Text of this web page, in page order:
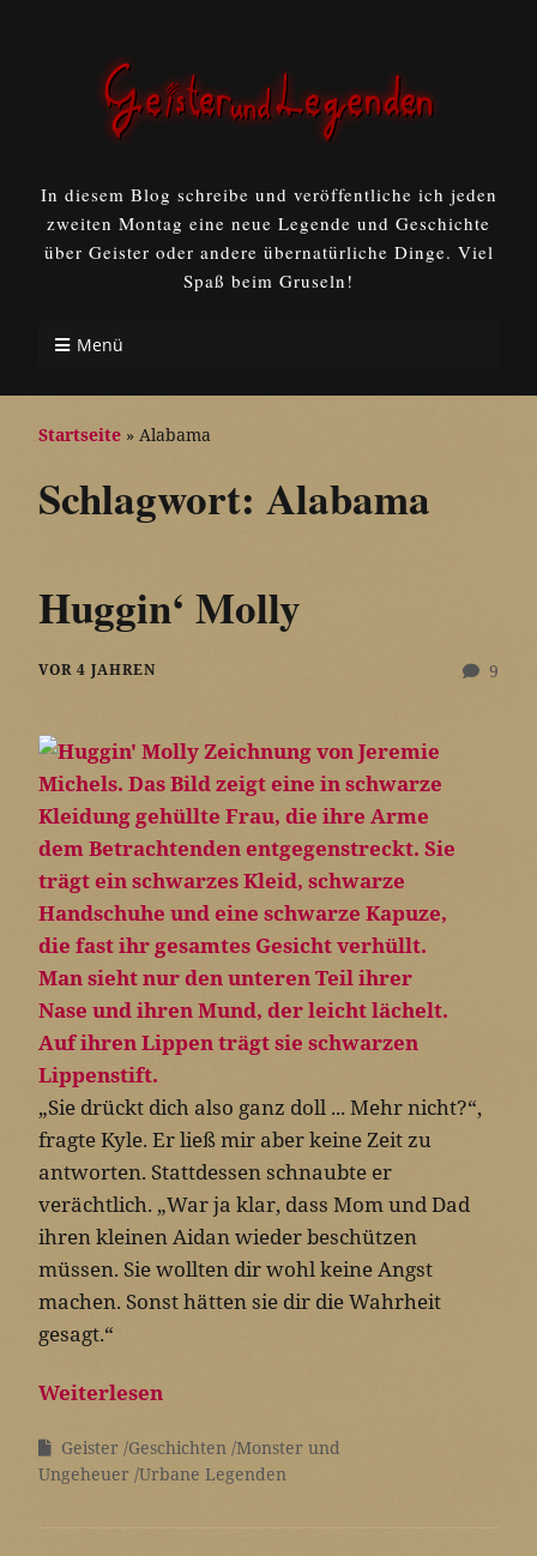
In diesem Blog schreibe und veröffentliche ich jeden
zweiten Montag eine neue Legende und Geschichte
über Geister oder andere übernatürliche Dinge. Viel
Spaß beim Gruseln!
Menü
Startseite » Alabama
Schlagwort: Alabama
Huggin‘ Molly
9
VOR 4 JAHREN
„Sie drückt dich also ganz doll ... Mehr nicht?“,
fragte Kyle. Er ließ mir aber keine Zeit zu
antworten. Stattdessen schnaubte er
verächtlich. „War ja klar, dass Mom und Dad
ihren kleinen Aidan wieder beschützen
müssen. Sie wollten dir wohl keine Angst
machen. Sonst hätten sie dir die Wahrheit
gesagt.“
Weiterlesen
Geister Geschichten Monster und
Ungeheuer Urbane Legenden